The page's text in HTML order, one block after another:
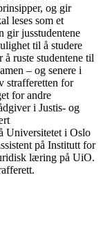
og gir
leses som et
gir jusstudentene
til å studere
ruste studentene til
– og senere i
strafferetten for
for andre
i Justis- og
Universitetet i Oslo
på Institutt for
læring på UiO.